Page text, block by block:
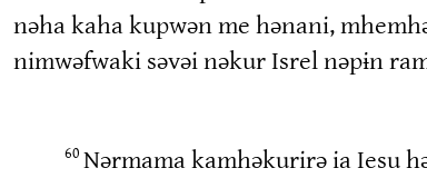
nəha kaha kupwən me hənani,
nimwəfwaki səvəi nəkur Isrel nəpɨn
60 Nərmama kamhəkurirə ia Iesu